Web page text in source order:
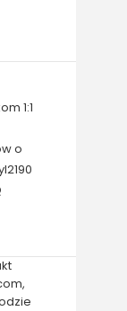
1:1
o
,